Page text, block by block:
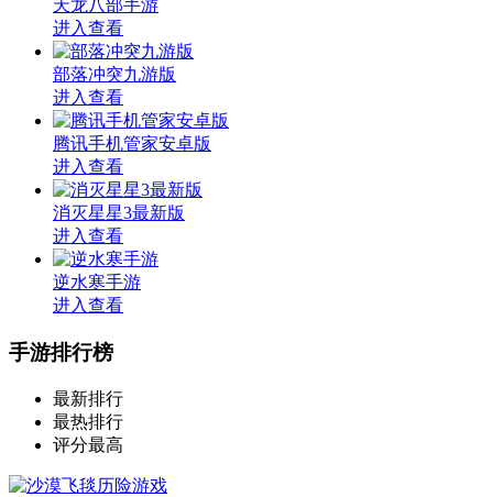
天龙八部手游
进入查看
部落冲突九游版
进入查看
腾讯手机管家安卓版
进入查看
消灭星星3最新版
进入查看
逆水寒手游
进入查看
手游排行榜
最新排行
最热排行
评分最高